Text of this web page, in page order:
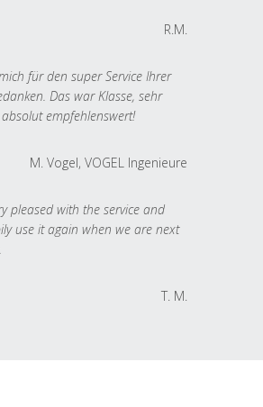
R.M.
für den super Service Ihrer
Das war Klasse, sehr
empfehlenswert!
M. Vogel, VOGEL Ingenieure
pleased with the service and
use it again when we are next
T. M.